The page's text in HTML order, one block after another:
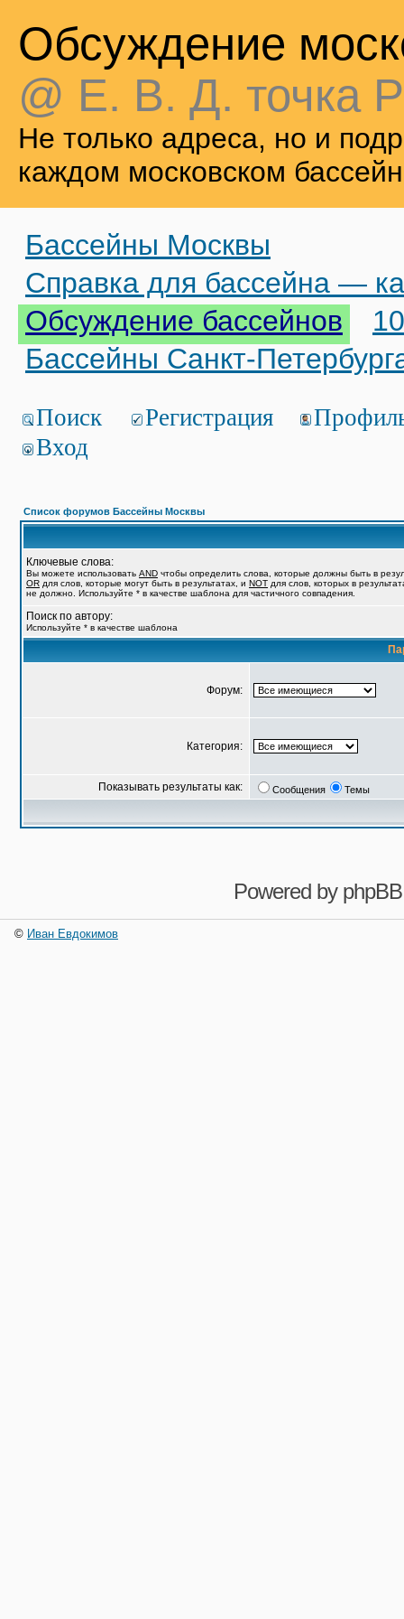
Обсуждение
@ Е. В. Д. точка
Не только адреса, но и
каждом московском
Бассейны Москвы
Справка для бассейна —
Обсуждение бассейнов
Бассейны Санкт-
Поиск Регистрация
Вход
Список форумов Бассейны Москвы
Ключевые слова:
Вы можете использовать AND чтобы определить слова, которые должны быть в
OR для слов, которые могут быть в результатах, и NOT для слов, которых в
не должно. Используйте * в качестве шаблона для частичного совпадения.
Поиск по автору:
Используйте * в качестве шаблона
Форум:
Категория:
Показывать результаты как: Сообщения Темы
Powered by phpBB
© Иван Евдокимов